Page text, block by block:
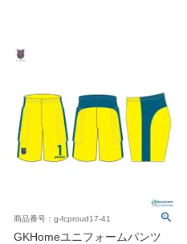
商品番号：g-fcproud17-41
GKHomeユニフォームパンツ